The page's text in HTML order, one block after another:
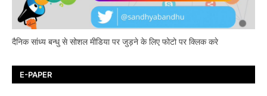
दैनिक सांध्य बन्धु से सोशल मीडिया पर जुड़ने के लिए फोटो पर क्लिक करे
E-PAPER